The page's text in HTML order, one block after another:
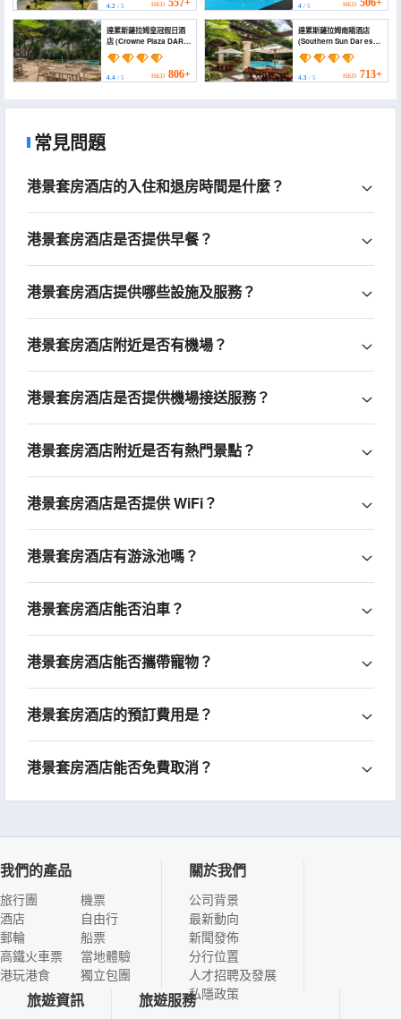
4.2 / 5 HKD 557+ 4/ 5 HKD 506+
達累斯薩拉姆皇冠假日酒
店 (Crowne Plaza DAR
ES SALAAM by IHG)
4.4 / 5 HKD 806+
達累斯薩拉姆南陽酒店
(Southern Sun Dar es
Salaam)
4.3/ 5 HKD 713+
常見問題
港景套房酒店的入住和退房時間是什麼？
港景套房酒店是否提供早餐？
港景套房酒店提供哪些設施及服務？
港景套房酒店附近是否有機場？
港景套房酒店是否提供機場接送服務？
港景套房酒店附近是否有熱門景點？
港景套房酒店是否提供 WiFi？
港景套房酒店有游泳池嗎？
港景套房酒店能否泊車？
港景套房酒店能否攜帶寵物？
港景套房酒店的預訂費用是？
港景套房酒店能否免費取消？
我們的產品
旅行團
酒店
郵輪
高鐵火車票
港玩港食
機票
自由行
船票
當地體驗
獨立包團
關於我們
公司背景
最新動向
新聞發佈
分行位置
人才招聘及發展
私隱政策
旅遊資訊 旅遊服務